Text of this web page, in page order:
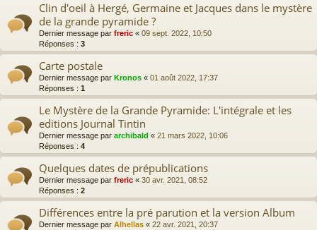
Clin d'oeil à Hergé, Germaine et Jacques dans le mystère
de la grande pyramide ?
Dernier message par freric « 09 sept. 2022, 10:50
Réponses : 3
Carte postale
Dernier message par Kronos « 01 août 2022, 17:37
Réponses : 1
Le Mystère de la Grande Pyramide: L'intégrale et les
editions Journal Tintin
Dernier message par archibald « 21 mars 2022, 10:06
Réponses : 4
Quelques dates de prépublications
Dernier message par freric « 30 avr. 2021, 08:52
Réponses : 2
Différences entre la pré parution et la version Album
Dernier message par Alhellas « 22 avr. 2021, 20:37